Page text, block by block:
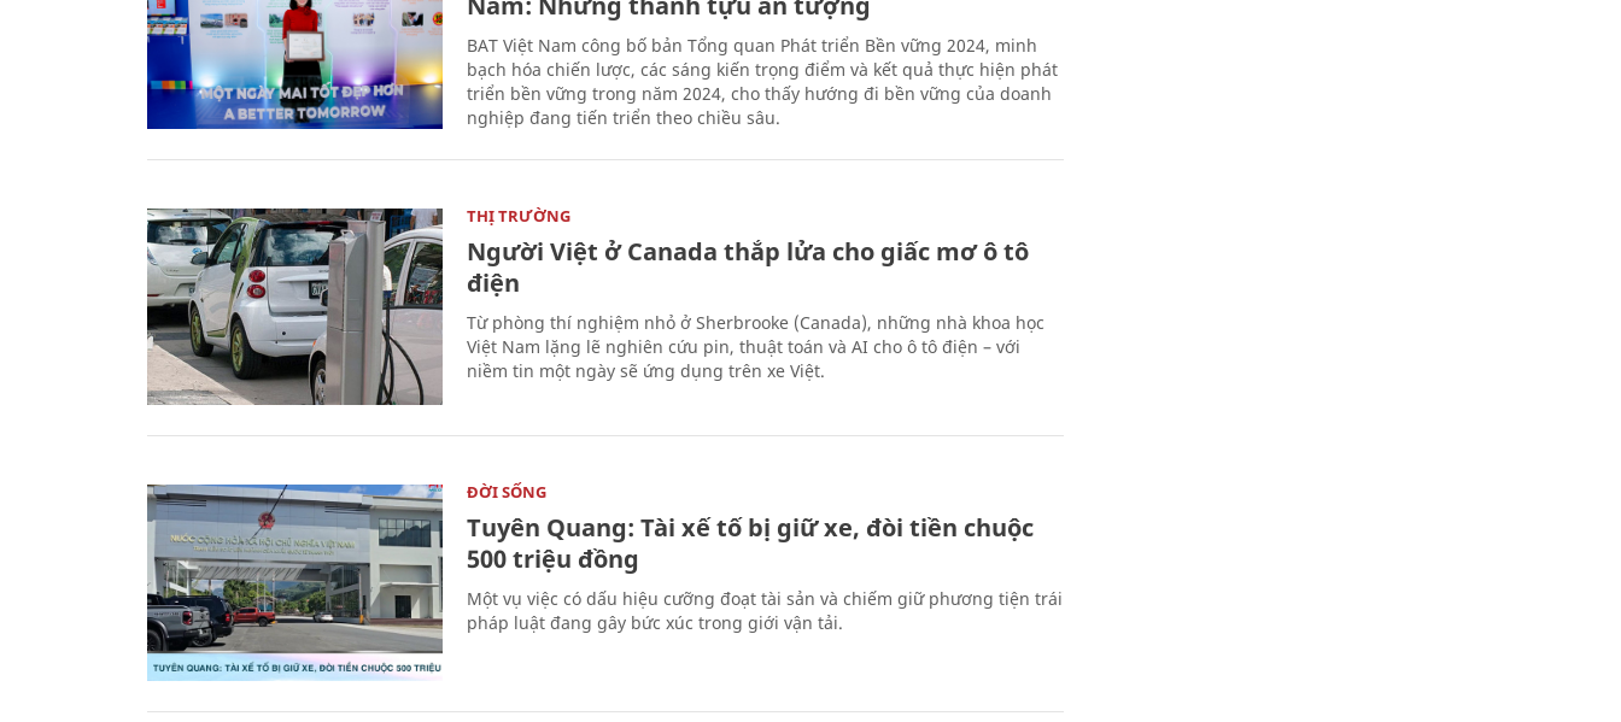
BAT Việt Nam công bố bản Tổng quan Phát triển Bền vững 2024, minh
bạch hóa chiến lược, các sáng kiến trọng điểm và kết quả thực hiện phát
triển bền vững trong năm 2024, cho thấy hướng đi bền vững của doanh
nghiệp đang tiến triển theo chiều sâu.
THỊ TRƯỜNG
Người Việt ở Canada thắp lửa cho giấc mơ ô tô
điện
Từ phòng thí nghiệm nhỏ ở Sherbrooke (Canada), những nhà khoa học
Việt Nam lặng lẽ nghiên cứu pin, thuật toán và AI cho ô tô điện – với
niềm tin một ngày sẽ ứng dụng trên xe Việt.
ĐỜI SỐNG
Tuyên Quang: Tài xế tố bị giữ xe, đòi tiền chuộc
500 triệu đồng
Một vụ việc có dấu hiệu cưỡng đoạt tài sản và chiếm giữ phương tiện trái
pháp luật đang gây bức xúc trong giới vận tải.